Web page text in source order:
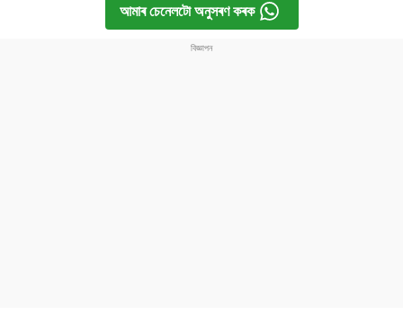
আমাৰ চেনেলটো অনুসৰণ কৰক